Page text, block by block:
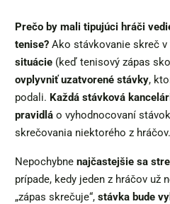
Prečo by mali tipujúci hráči
tenise? Ako stávkovanie skreč v
situácie (keď tenisový zápas
ovplyvniť uzatvorené stávky,
podali. Každá stávková
pravidlá o vyhodnocovaní
skrečovania niektorého z hráčov.
Nepochybne najčastejšie sa
prípade, kedy jeden z hráčov už
„zápas skrečuje“, stávka bude